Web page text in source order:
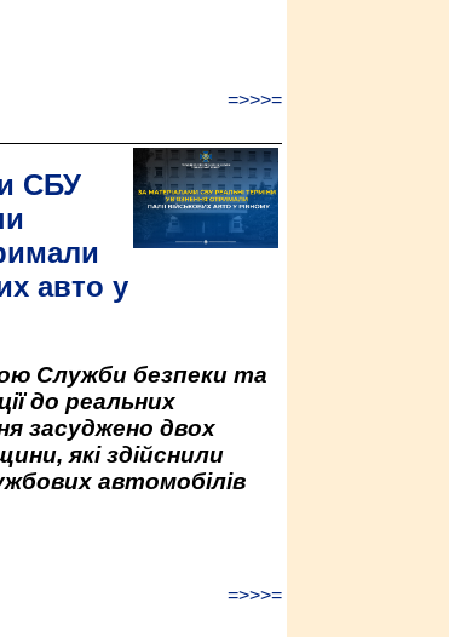
=>>>=
СБУ
авто у
Служби безпеки та
до реальних
засуджено двох
які здійснили
автомобілів
=>>>=